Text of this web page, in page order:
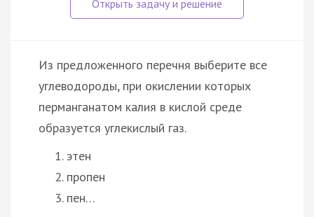
Из предложенного перечня выберите все
углеводороды, при окислении которых
перманганатом калия в кислой среде
образуется углекислый газ.
этен
пропен
пен…